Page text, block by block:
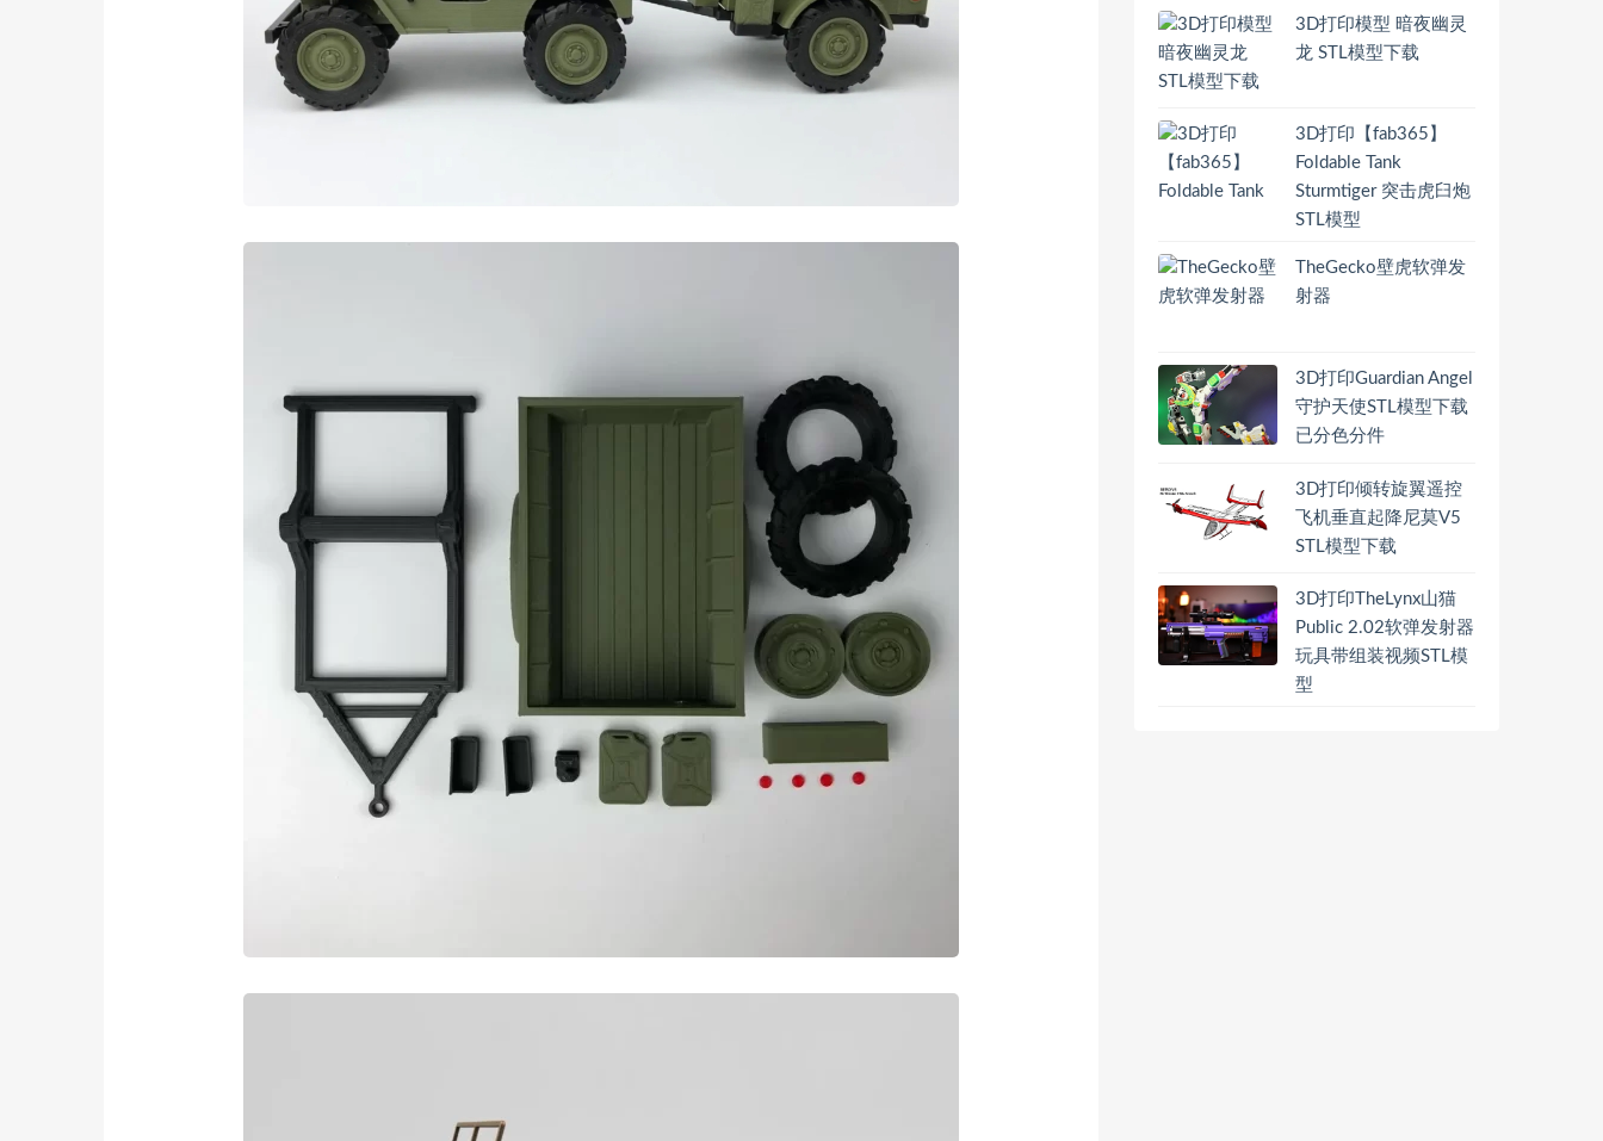
3D打印模型 暗夜幽灵
龙 STL模型下载
3D打印【fab365】
Foldable Tank
Sturmtiger 突击虎臼炮
STL模型
TheGecko壁虎软弹发
射器
3D打印Guardian Angel
守护天使STL模型下载
已分色分件
3D打印倾转旋翼遥控
飞机垂直起降尼莫V5
STL模型下载
3D打印TheLynx山猫
Public 2.02软弹发射器
玩具带组装视频STL模
型